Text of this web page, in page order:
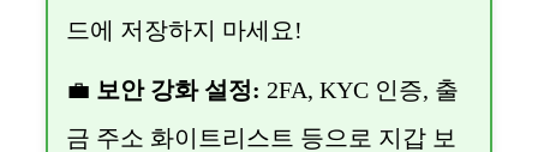
드에 저장하지 마세요!
💼 보안 강화 설정: 2FA, KYC 인증, 출
금 주소 화이트리스트 등으로 지갑 보